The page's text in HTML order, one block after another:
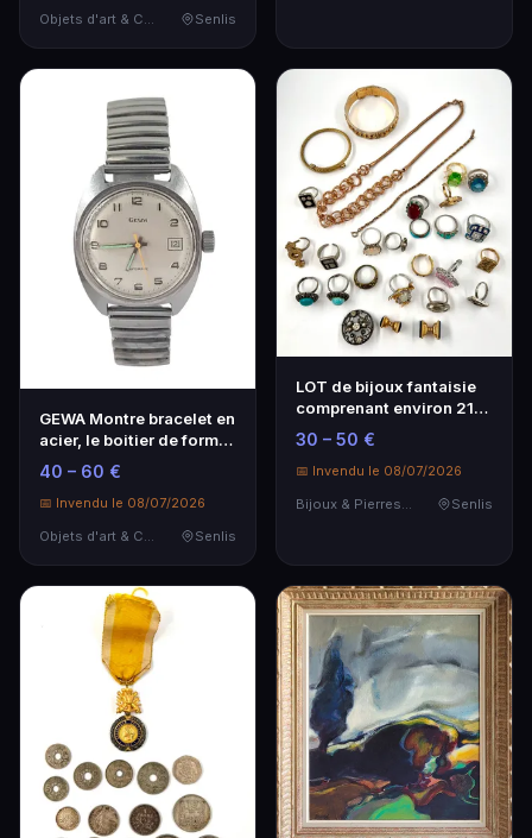
Objets d'art & Curiosités
Senlis
GEWA Montre bracelet en
acier, le boitier de forme
tonneau à…
40 – 60 €
📅 Invendu le 08/07/2026
Objets d'art & Curiosités
Senlis
LOT de bijoux fantaisie
comprenant environ 21
bagues, 1 pend…
30 – 50 €
📅 Invendu le 08/07/2026
Bijoux & Pierres Précieuses
Senlis